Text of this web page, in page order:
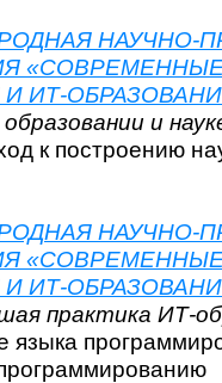
НАУЧНО-
ИТ-
и
к построению
НАУЧНО-
ИТ-
практика ИТ-
языка